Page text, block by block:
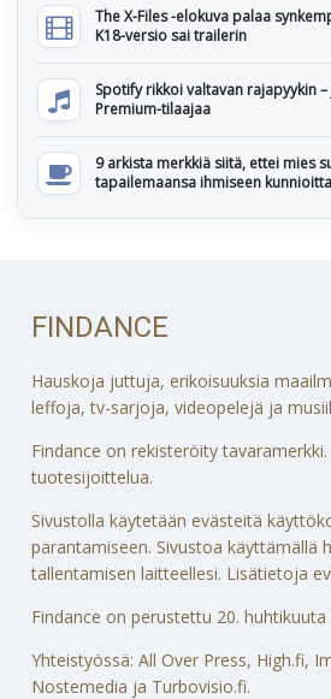
The X-Files -elokuva palaa
K18-versio sai trailerin
Spotify rikkoi valtavan rajapyykin
Premium-tilaajaa
9 arkista merkkiä siitä, ettei mies
tapailemaansa ihmiseen
FINDANCE
Hauskoja juttuja, erikoisuuksia
leffoja, tv-sarjoja, videopelejä ja
Findance on rekisteröity
tuotesijoittelua.
Sivustolla käytetään evästeitä
parantamiseen. Sivustoa käyttämällä
tallentamisen laitteellesi. Lisätietoja
Findance on perustettu 20. huhtikuuta
Yhteistyössä: All Over Press, High.fi,
Nostemedia ja Turbovisio.fi.